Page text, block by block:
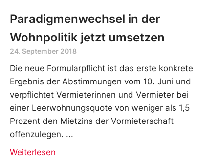
Paradigmenwechsel in der
Wohnpolitik jetzt umsetzen
24. September 2018
Die neue Formularpflicht ist das erste konkrete
Ergebnis der Abstimmungen vom 10. Juni und
verpflichtet Vermieterinnen und Vermieter bei
einer Leerwohnungsquote von weniger als 1,5
Prozent den Mietzins der Vormieterschaft
offenzulegen.
Weiterlesen